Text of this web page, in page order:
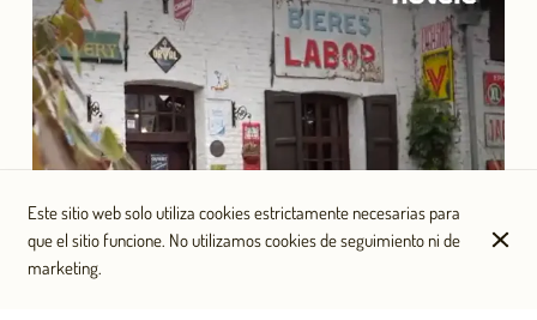
Este sitio web solo utiliza cookies estrictamente necesarias para
que el sitio funcione. No utilizamos cookies de seguimiento ni de
marketing.